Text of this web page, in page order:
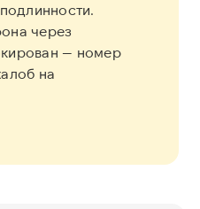
через
— номер
на